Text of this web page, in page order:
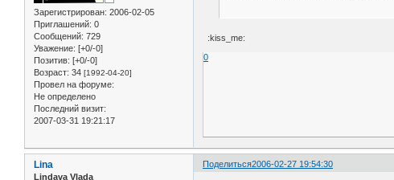
Зарегистрирован: 2006-02-05
Приглашений: 0
Сообщений: 729
Уважение: [+0/-0]
Позитив: [+0/-0]
Возраст: 34 [1992-04-20]
Провел на форуме:
Не определено
Последний визит:
2007-03-31 19:21:17
:kiss_me:
0
Поделиться2006-02-27 19:54:30
Lina
Lindava Vlada